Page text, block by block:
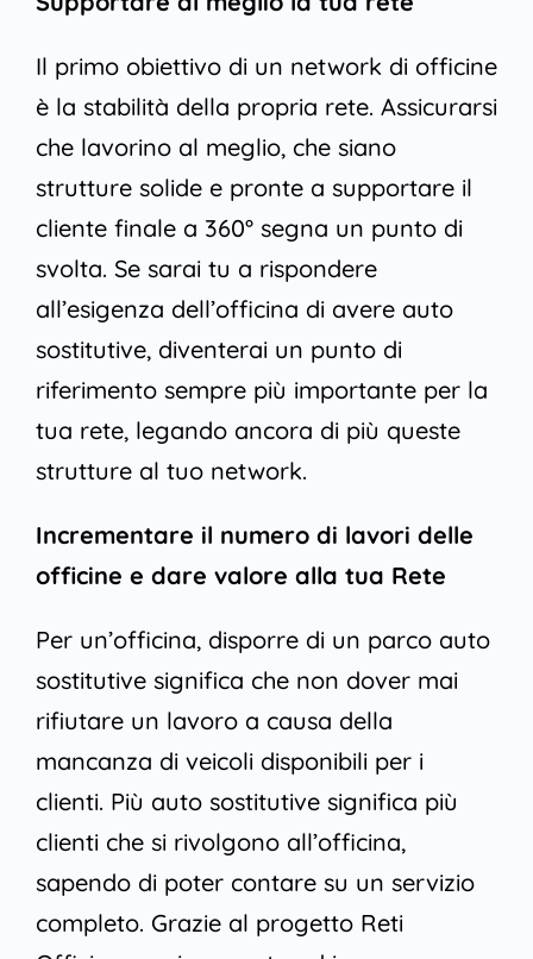
Il primo obiettivo di un network di officine
è la stabilità della propria rete. Assicurarsi
che lavorino al meglio, che siano
strutture solide e pronte a supportare il
cliente finale a 360° segna un punto di
svolta. Se sarai tu a rispondere
all’esigenza dell’officina di avere auto
sostitutive, diventerai un punto di
riferimento sempre più importante per la
tua rete, legando ancora di più queste
strutture al tuo network.
Incrementare il numero di lavori delle
officine e dare valore alla tua Rete
Per un’officina, disporre di un parco auto
sostitutive significa che non dover mai
rifiutare un lavoro a causa della
mancanza di veicoli disponibili per i
clienti. Più auto sostitutive significa più
clienti che si rivolgono all’officina,
sapendo di poter contare su un servizio
completo. Grazie al progetto Reti